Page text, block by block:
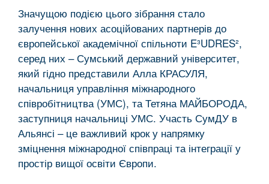
Значущою подією цього зібрання стало
залучення нових асоційованих партнерів до
європейської академічної спільноти E³UDRES²,
серед них – Сумський державний університет,
який гідно представили Алла КРАСУЛЯ,
начальниця управління міжнародного
співробітництва (УМС), та Тетяна МАЙБОРОДА,
заступниця начальниці УМС. Участь СумДУ в
Альянсі – це важливий крок у напрямку
зміцнення міжнародної співпраці та інтеграції у
простір вищої освіти Європи.